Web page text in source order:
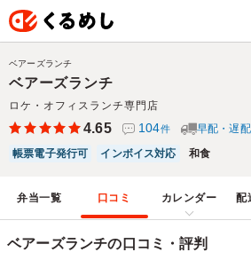
ベアーズランチ
ロケ・オフィスランチ専門店
ベアーズランチ
4.65 104件 早配・遅
帳票電子発行可
インボイス対応 和食
弁当一覧 口コミ カレンダー 配
ベアーズランチの口コミ・評判